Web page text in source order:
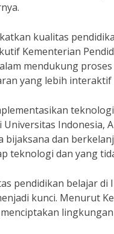
kualitas
Kementerian
mendukung
yang lebih interaktif
Indonesia,
bijaksana dan
teknologi dan yang
pendidikan belajar
kunci. Menurut